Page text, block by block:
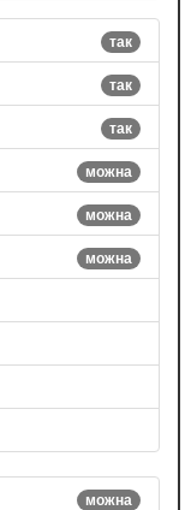
так
так
так
можна
можна
можна
можна